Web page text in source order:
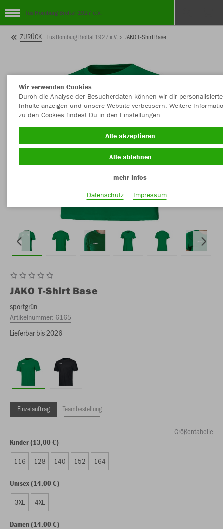
Tus Homburg Bröltal 1927 e.V.
ZURÜCK Tus Homburg Bröltal 1927 e.V. JAKO T-Shirt Base
JAKO T-Shirt Base
sportgrün
Artikelnummer: 6165
Lieferbar bis 2026
Einzelauftrag Teambestellung
Größentabelle
Kinder (13,00 €)
116 128 140 152 164
Unisex (14,00 €)
3XL 4XL
Damen (14,00 €)
Wir verwenden Cookies
Durch die Analyse der Besucherdaten können wir dir personalisierte
Inhalte anzeigen und unsere Website verbessern. Weitere
zu den Cookies findest Du in den Einstellungen.
Alle akzeptieren
Alle ablehnen
mehr Infos
Datenschutz
Impressum